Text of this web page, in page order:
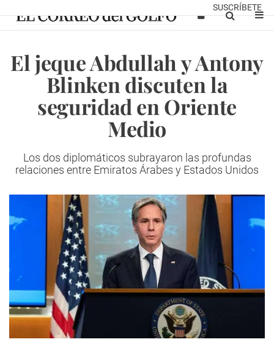
SUSCRÍBETE
El jeque Abdullah y Antony
Blinken discuten la
seguridad en Oriente
Medio
Los dos diplomáticos subrayaron las profundas
relaciones entre Emiratos Árabes y Estados Unidos